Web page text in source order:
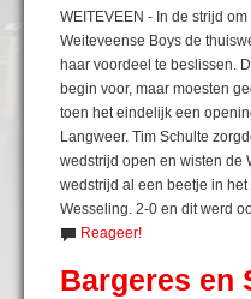
WEITEVEEN - In de strijd
Weiteveense Boys de
haar voordeel te beslissen.
begin voor, maar moesten
toen het eindelijk een
Langweer. Tim Schulte
wedstrijd open en wisten de
wedstrijd al een beetje in
Wesseling. 2-0 en dit werd
Reageer!
Bargeres en